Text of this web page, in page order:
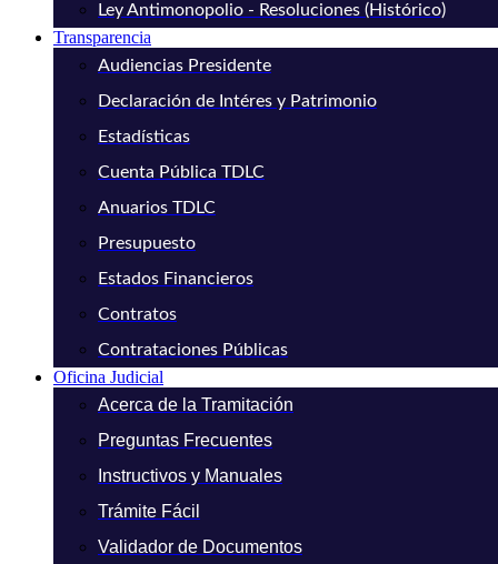
Ley Antimonopolio - Resoluciones (Histórico)
Transparencia
Audiencias Presidente
Declaración de Intéres y Patrimonio
Estadísticas
Cuenta Pública TDLC
Anuarios TDLC
Presupuesto
Estados Financieros
Contratos
Contrataciones Públicas
Oficina Judicial
Acerca de la Tramitación
Preguntas Frecuentes
Instructivos y Manuales
Trámite Fácil
Validador de Documentos